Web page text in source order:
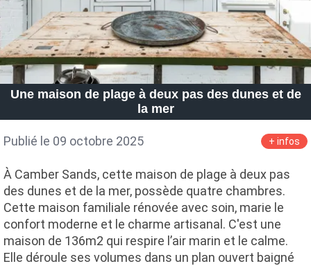
Une maison de plage à deux pas des dunes et de
la mer
Publié le 09 octobre 2025 + infos
À Camber Sands, cette maison de plage à deux pas
des dunes et de la mer, possède quatre chambres.
Cette maison familiale rénovée avec soin, marie le
confort moderne et le charme artisanal. C'est une
maison de 136m2 qui respire l’air marin et le calme.
Elle déroule ses volumes dans un plan ouvert baigné